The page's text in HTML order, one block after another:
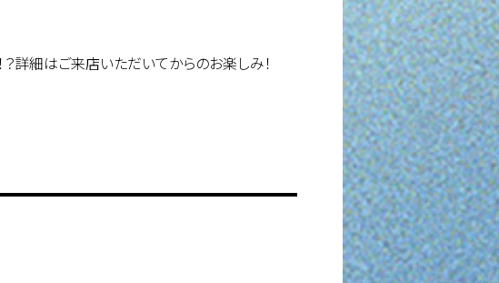
？詳細はご来店いただいてからのお楽しみ！